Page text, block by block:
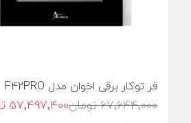
فر توکار برقی اخوان مدل F42PRO
67٬644٬000 تومان 57٬497٬400 تومان